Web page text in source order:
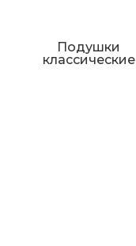
Подушки
классические